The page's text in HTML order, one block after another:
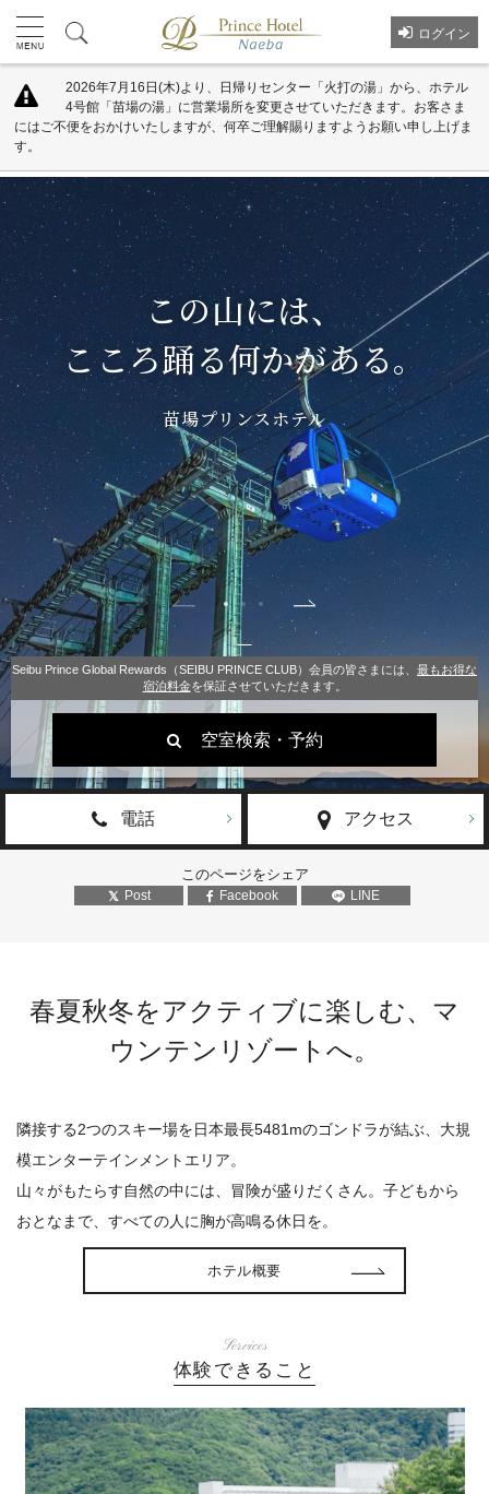
ログイン
2026年7月16日(木)より、日帰りセンター「火打の湯」から、ホテル
4号館「苗場の湯」に営業場所を変更させていただきます。お客さま
にはご不便をおかけいたしますが、何卒ご理解賜りますようお願い申し上げま
す。
この山には、
こころ踊る何かがある。
苗場プリンスホテル
Seibu Prince Global Rewards（SEIBU PRINCE CLUB）会員の皆さまには、 最もお得な
宿泊料金を保証させていただきます。
空室検索・予約
電話 アクセス
このページをシェア
Post Facebook LINE
春夏秋冬をアクティブに楽しむ、マ
ウンテンリゾートへ。
隣接する2つのスキー場を日本最長5481mのゴンドラが結ぶ、大規
模エンターテインメントエリア。
山々がもたらす自然の中には、冒険が盛りだくさん。子どもから
おとなまで、すべての人に胸が高鳴る休日を。
ホテル概要
Services
体験できること